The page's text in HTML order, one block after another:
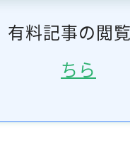
有料記事の閲
ちら